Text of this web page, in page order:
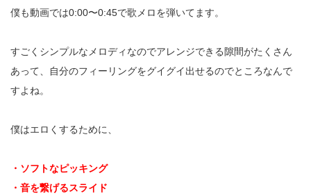
僕も動画では0:00〜0:45で歌メロを弾いてます。
すごくシンプルなメロディなのでアレンジできる隙間がたくさん
あって、自分のフィーリングをグイグイ出せるのでところなんで
すよね。
僕はエロくするために、
・ソフトなピッキング
・音を繋げるスライド